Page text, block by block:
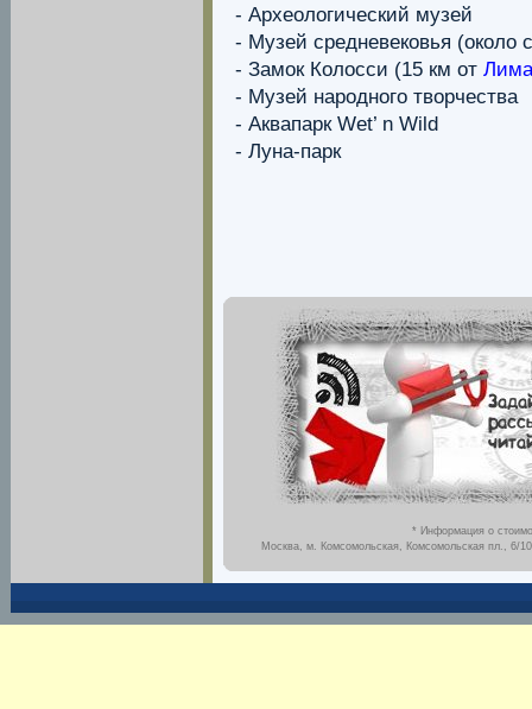
- Археологический музей
- Музей средневековья (около
- Замок Колосси (15 км от
- Музей народного творчества
- Аквапарк Wet’ n Wild
- Луна-парк
* Информация о
Москва, м. Комсомольская, Комсомольская пл., 6/